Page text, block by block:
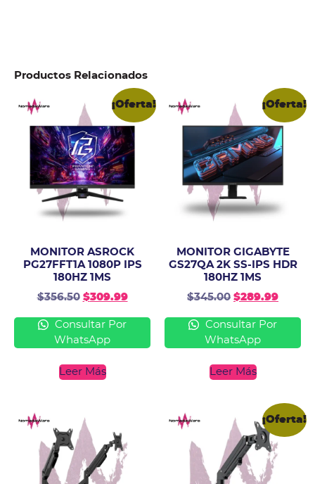
Productos Relacionados
¡Oferta!
MONITOR ASROCK
PG27FFT1A 1080P IPS
180HZ 1MS
$356.50 $309.99
Consultar Por
WhatsApp
Leer Más
¡Oferta!
MONITOR GIGABYTE
GS27QA 2K SS-IPS HDR
180HZ 1MS
$345.00 $289.99
Consultar Por
WhatsApp
Leer Más
¡Oferta!